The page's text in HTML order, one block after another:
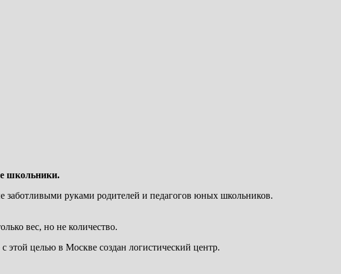
школьники.
руками родителей и педагогов юных школьников.
вес, но не количество.
этой целью в Москве создан логистический центр.